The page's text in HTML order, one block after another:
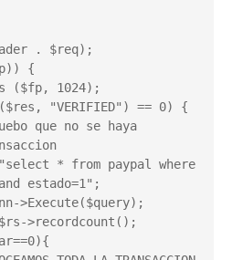
estado=1";